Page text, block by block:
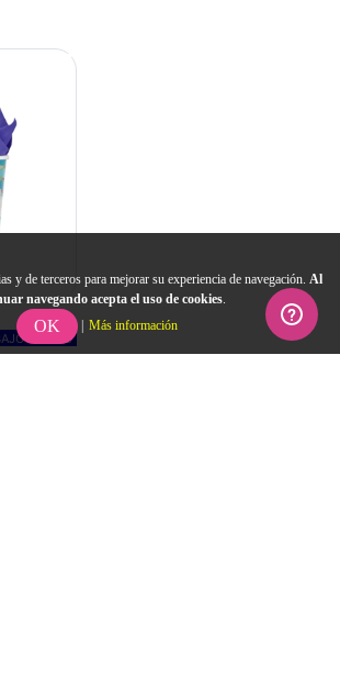
PEDIDO
y de terceros para mejorar su experiencia de navegación. Al
navegando acepta el uso de cookies.
OK | Más información